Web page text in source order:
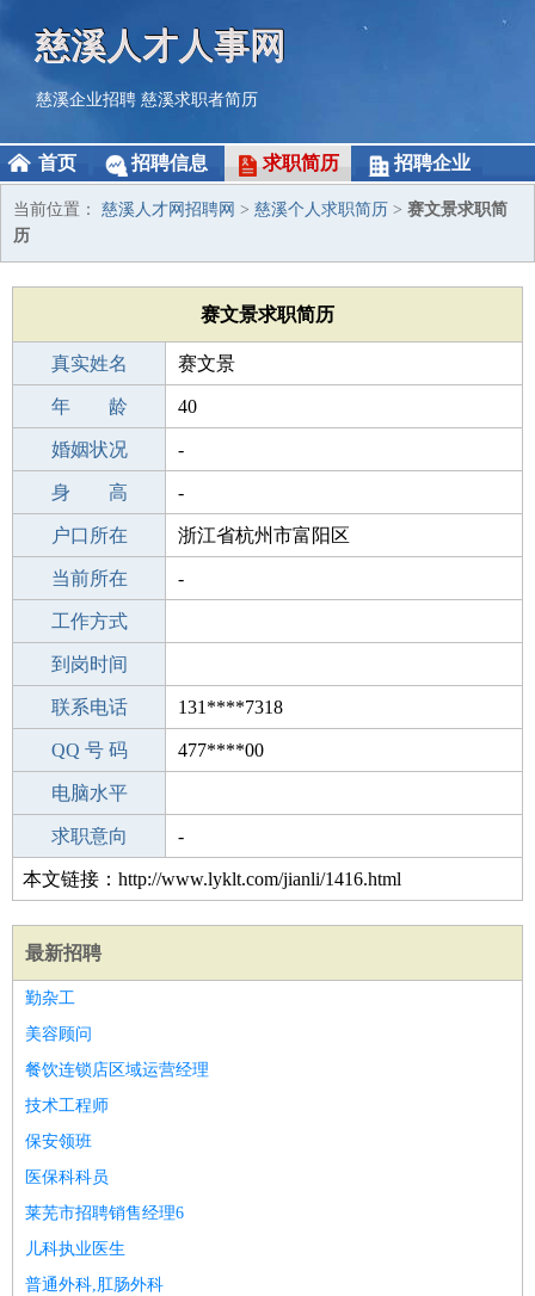
慈溪人才人事网
慈溪企业招聘 慈溪求职者简历
首页 招聘信息 求职简历 招聘企业
当前位置： 慈溪人才网招聘网 > 慈溪个人求职简历 > 赛文景求职简
历
赛文景求职简历
真实姓名 赛文景
性 别 男
年 龄 40
出生年月 1986-02-13
婚姻状况 -
学 历 成人教育
身 高 -
毕业学校 武汉卡耐基口才培训
户口所在 浙江省杭州市富阳区
所学专业 -
当前所在 -
工作经验
工作方式
驾 照
到岗时间
期望月薪
联系电话 131****7318
手机号码 131****7318
QQ 号 码 477****00
微信号码
电脑水平
外语水平
求职意向 -
本文链接：http://www.lyklt.com/jianli/1416.html
最新招聘
勤杂工
美容顾问
餐饮连锁店区域运营经理
技术工程师
保安领班
医保科科员
莱芜市招聘销售经理6
儿科执业医生
普通外科,肛肠外科